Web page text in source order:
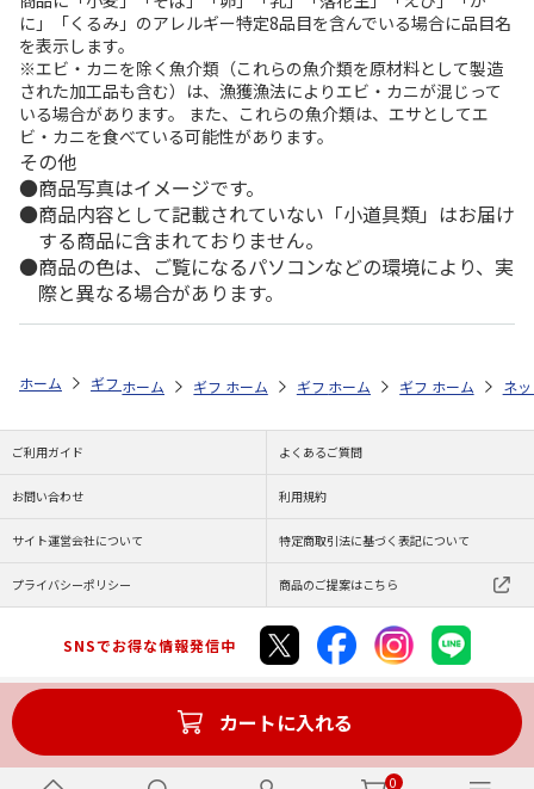
0
に」「くるみ」のアレルギー特定8品目を含んでいる場合に品目名
を表示します。
※エビ・カニを除く魚介類（これらの魚介類を原材料として製造
された加工品も含む）は、漁獲漁法によりエビ・カニが混じって
いる場合があります。 また、これらの魚介類は、エサとしてエ
ビ・カニを食べている可能性があります。
その他
商品写真はイメージです。
商品内容として記載されていない「小道具類」はお届け
する商品に含まれておりません。
商品の色は、ご覧になるパソコンなどの環境により、実
際と異なる場合があります。
カートに入れる
ホーム ギフト通販 内祝い・お返し 法要・香典返し Ｏｋｕｒｕ
ホーム ギフト通販 内祝い・お返し 法要・香典返し
ホーム ギフト通販 お祝い・贈りもの
ホーム ギフト通販 商
ホーム ネ
ご利用ガイド よくあるご質問
お問い合わせ 利用規約
サイト運営会社について 特定商取引法に基づく表記について
プライバシーポリシー 商品のご提案はこちら
SNSでお得な情報発信中
Copyright (C) JAPAN POST Co.,Ltd. All Rights Reserved.